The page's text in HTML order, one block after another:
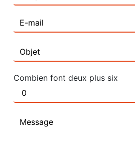
Combien font deux plus six